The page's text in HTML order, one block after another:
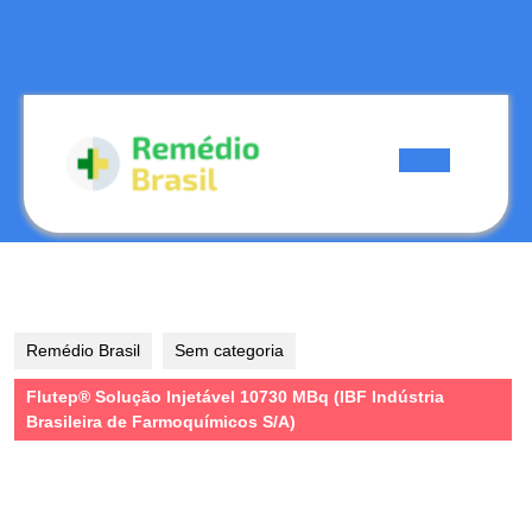
Remédio Brasil Sem categoria
Flutep® Solução Injetável 10730 MBq (IBF Indústria
Brasileira de Farmoquímicos S/A)